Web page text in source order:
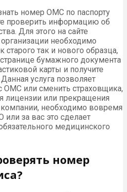
номер ОМС по паспорту
проверить информацию об
Для этого на сайте
необходимо
старого так и нового образца,
бумажного документа
карты и получите
услуга позволяет
ОМС или сменить страховщика,
лицензии или прекращения
компании, необходимо вовремя
за вас это сделает
медицинского
номер